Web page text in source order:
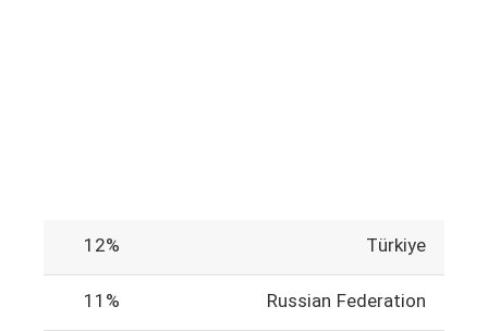
Türkiye
12%
Russian Federation
11%